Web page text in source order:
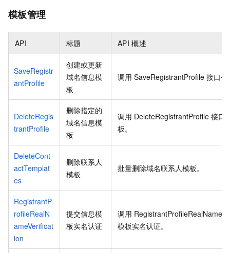
模板管理
API 标题 API 概述
SaveRegistr
antProfile
创建或更新
域名信息模
板
调用 SaveRegistrantProfile 接口
DeleteRegis
trantProfile
删除指定的
域名信息模
板
调用 DeleteRegistrantProfile 接口
板。
DeleteCont
actTemplat
es
删除联系人
模板
批量删除域名联系人模板。
RegistrantP
rofileRealN
ameVerificat
ion
提交信息模
板实名认证
调用
模板实名认证。